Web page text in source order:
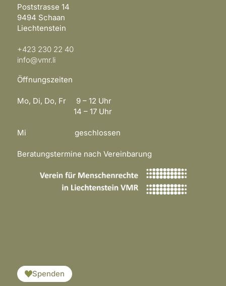
Poststrasse 14
9494 Schaan
Liechtenstein
+423 230 22 40
info@vmr.li
Öffnungszeiten
Mo, Di, Do, Fr 9 – 12 Uhr
14 – 17 Uhr
Mi geschlossen
Beratungstermine nach Vereinbarung
Spenden